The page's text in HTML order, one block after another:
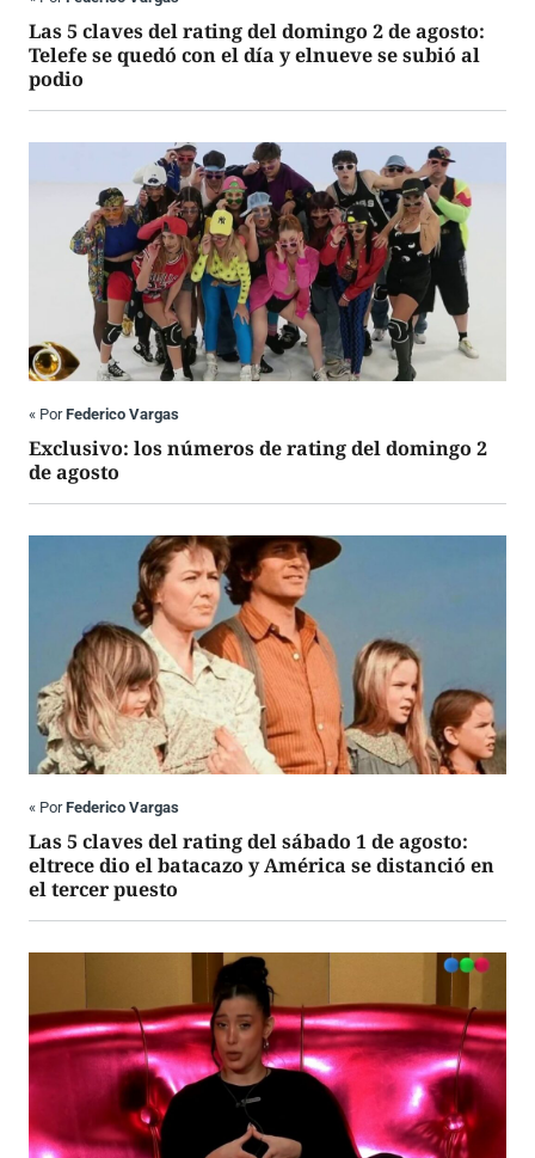
Las 5 claves del rating del domingo 2 de agosto:
Telefe se quedó con el día y elnueve se subió al
podio
« PorFederico Vargas
Exclusivo: los números de rating del domingo 2
de agosto
« PorFederico Vargas
Las 5 claves del rating del sábado 1 de agosto:
eltrece dio el batacazo y América se distanció en
el tercer puesto